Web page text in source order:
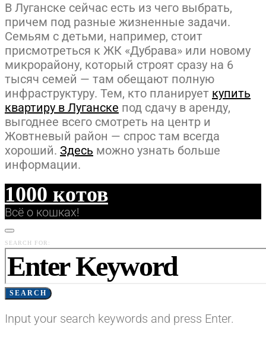
В Луганске сейчас есть из чего выбрать,
причем под разные жизненные задачи.
Семьям с детьми, например, стоит
присмотреться к ЖК «Дубрава» или новому
микрорайону, который строят сразу на 6
тысяч семей — там обещают полную
инфраструктуру. Тем, кто планирует купить
квартиру в Луганске под сдачу в аренду,
выгоднее всего смотреть на центр и
Жовтневый район — спрос там всегда
хороший. Здесь можно узнать больше
информации.
1000 котов
Всё о кошках!
SEARCH FOR:
SEARCH
Input your search keywords and press Enter.